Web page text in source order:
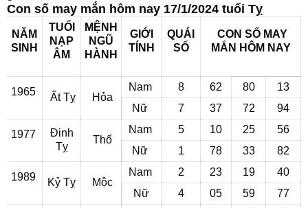
Con số may mắn hôm nay 17/1/2024 tuổi Tỵ
NĂM
SINH
TUỔI
NẠP
ÂM
MỆNH
NGŨ
HÀNH
GIỚI
TÍNH
QUÁI
SỐ
CON SỐ MAY
MẮN HÔM NAY
1965 Ất Tỵ Hỏa
Nam 8 62 80
13
Nữ
7 37 72 94
1977
Đinh
Tỵ
Thổ
Nam 5 10 25
56
Nữ
1 78 33 82
1989 Kỷ Tỵ Mộc
Nam 2 23 19
40
Nữ
4 05 59 77